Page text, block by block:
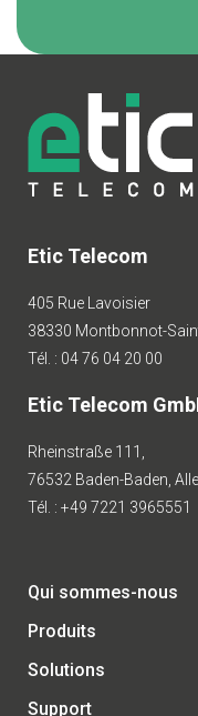
Etic Telecom
405 Rue Lavoisier
38330 Montbonnot-
Tél. : 04 76 04 20 00
Etic Telecom
Rheinstraße 111,
76532 Baden-Baden,
Tél. : +49 7221 3965551
Qui sommes-nous
Produits
Solutions
Support